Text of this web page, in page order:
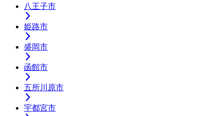
八王子市
姫路市
盛岡市
函館市
五所川原市
宇都宮市